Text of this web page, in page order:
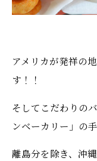
アメリカが発祥の
す！！
そしてこだわりの
ンベーカリー」の
離島分を除き、沖